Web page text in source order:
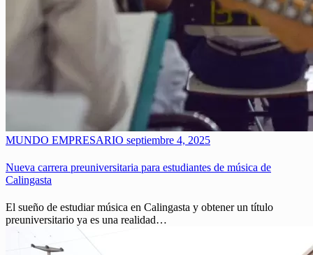
MUNDO EMPRESARIO septiembre 4, 2025
Nueva carrera preuniversitaria para estudiantes de música de
Calingasta
El sueño de estudiar música en Calingasta y obtener un título
preuniversitario ya es una realidad…